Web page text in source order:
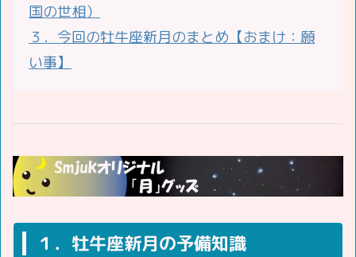
国の世相）
３．今回の牡牛座新月のまとめ【おまけ：願
い事】
１．牡牛座新月の予備知識